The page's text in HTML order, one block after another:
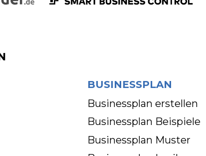
BUSINESSPLAN
Businessplan erstellen
Businessplan Beispiele
Businessplan Muster